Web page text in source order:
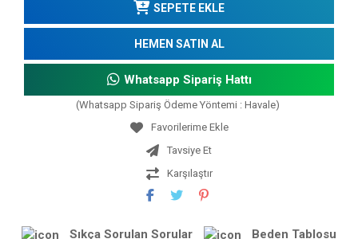
SEPETE EKLE
HEMEN SATIN AL
Whatsapp Sipariş Hattı
(Whatsapp Sipariş Ödeme Yöntemi : Havale)
Tavsiye Et
Karşılaştır
Sıkça Sorulan Sorular Beden Tablosu